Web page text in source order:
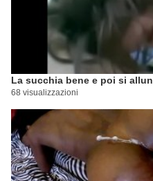
La succhia bene e poi si
68 visualizzazioni